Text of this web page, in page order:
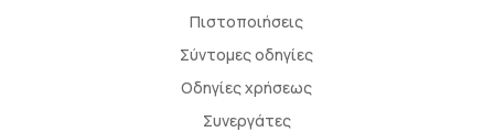
Πιστοποιήσεις
Σύντομες οδηγίες
Οδηγίες χρήσεως
Συνεργάτες